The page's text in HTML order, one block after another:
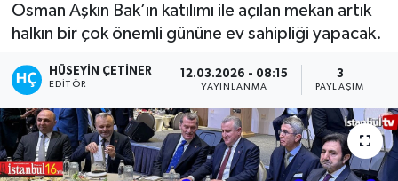
Osman Aşkın Bak’ın katılımı ile açılan mekan artık
halkın bir çok önemli gününe ev sahipliği yapacak.
HÜSEYIN ÇETINER
EDITÖR
12.03.2026 - 08:15
YAYINLANMA
3
PAYLAŞIM